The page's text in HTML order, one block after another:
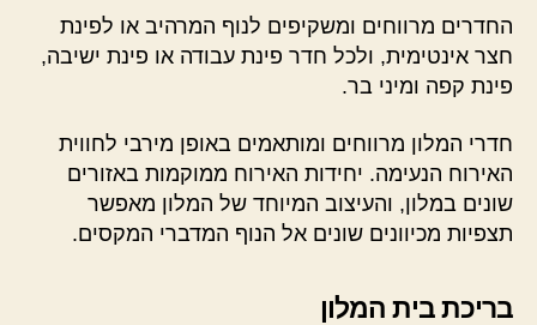
החדרים מרווחים ומשקיפים לנוף המרהיב או לפינת
חצר אינטימית, ולכל חדר פינת עבודה או פינת ישיבה,
פינת קפה ומיני בר.
חדרי המלון מרווחים ומותאמים באופן מירבי לחווית
האירוח הנעימה. יחידות האירוח ממוקמות באזורים
שונים במלון, והעיצוב המיוחד של המלון מאפשר
תצפיות מכיוונים שונים אל הנוף המדברי המקסים.
בריכת בית המלון